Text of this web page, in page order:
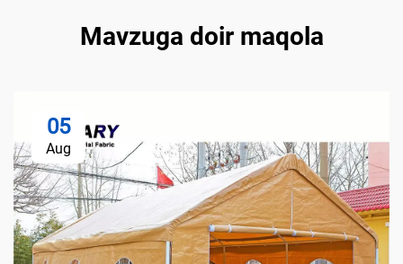
Mavzuga doir maqola
05
Aug